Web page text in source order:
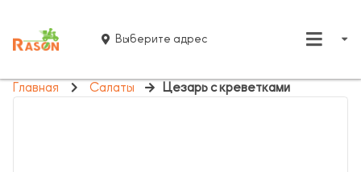
Выберите адрес
Главная Салаты Цезарь с креветками